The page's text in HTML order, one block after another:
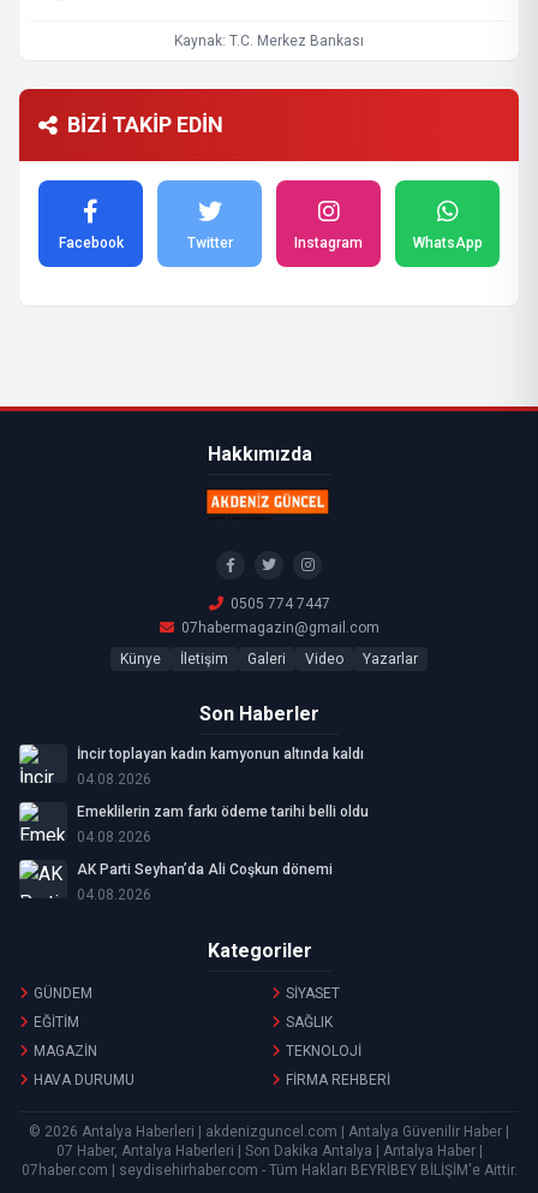
Kaynak: T.C. Merkez Bankası
BİZİ TAKİP EDİN
Facebook Twitter Instagram WhatsApp
Hakkımızda
0505 774 7447
07habermagazin@gmail.com
Künye
İletişim Galeri Video Yazarlar
Son Haberler
İncir toplayan kadın kamyonun altında kaldı
04.08.2026
Emeklilerin zam farkı ödeme tarihi belli oldu
04.08.2026
AK Parti Seyhan’da Ali Coşkun dönemi
04.08.2026
Kategoriler
GÜNDEM
SİYASET
EĞİTİM
SAĞLIK
MAGAZİN
TEKNOLOJİ
HAVA DURUMU
FİRMA REHBERİ
© 2026 Antalya Haberleri | akdenizguncel.com | Antalya Güvenilir Haber |
07 Haber, Antalya Haberleri | Son Dakika Antalya | Antalya Haber |
07haber.com | seydisehirhaber.com - Tüm Hakları BEYRİBEY BİLİŞİM 'e Aittir.